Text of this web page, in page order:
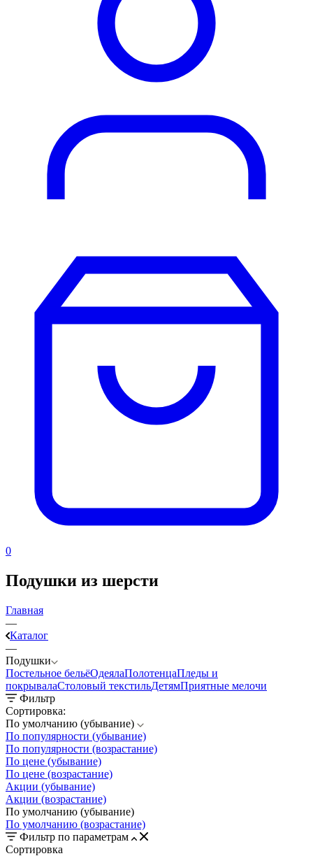
0
Подушки из шерсти
Главная
—
Каталог
—
Подушки
Постельное бельёОдеялаПолотенцаПледы и
покрывалаСтоловый текстильДетямПриятные мелочи
Фильтр
Сортировка:
По умолчанию (убывание)
По популярности (убывание)
По популярности (возрастание)
По цене (убывание)
По цене (возрастание)
Акции (убывание)
Акции (возрастание)
По умолчанию (убывание)
По умолчанию (возрастание)
Фильтр по параметрам
Сортировка